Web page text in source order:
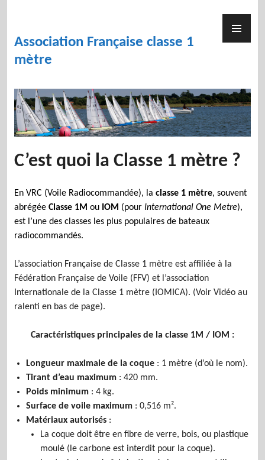
content
Association Française classe 1
mètre
C’est quoi la Classe 1 mètre ?
En VRC (Voile Radiocommandée), la classe 1 mètre, souvent
abrégée Classe 1M ou IOM (pour International One Metre),
est l’une des classes les plus populaires de bateaux
radiocommandés.
L’association Française de Classe 1 mètre est affiliée à la
Fédération Française de Voile (FFV) et l’association
Internationale de la Classe 1 mètre (IOMICA). (Voir Vidéo au
ralenti en bas de page).
Caractéristiques principales de la classe 1M / IOM :
Longueur maximale de la coque : 1 mètre (d’où le nom).
Tirant d’eau maximum : 420 mm.
Poids minimum : 4 kg.
Surface de voile maximum : 0,516 m².
Matériaux autorisés :
La coque doit être en fibre de verre, bois, ou plastique
moulé (le carbone est interdit pour la coque).